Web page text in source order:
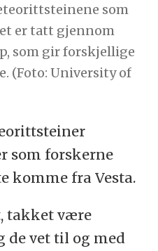
som
er tatt gjennom
som gir forskjellige
(Foto: University of
som forskerne
komme fra Vesta.
takket være
de vet til og med